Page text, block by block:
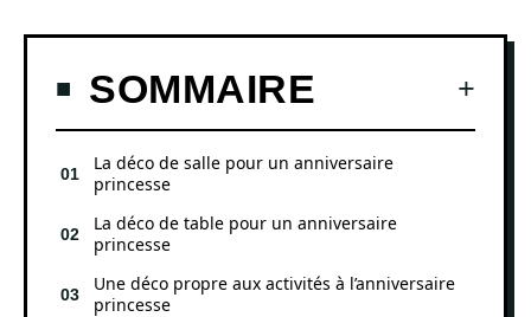
SOMMAIRE
La déco de salle pour un anniversaire
princesse
La déco de table pour un anniversaire
princesse
Une déco propre aux activités à l’anniversaire
princesse